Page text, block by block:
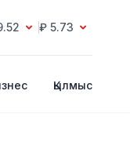
₽ 5.73
Қылмыс